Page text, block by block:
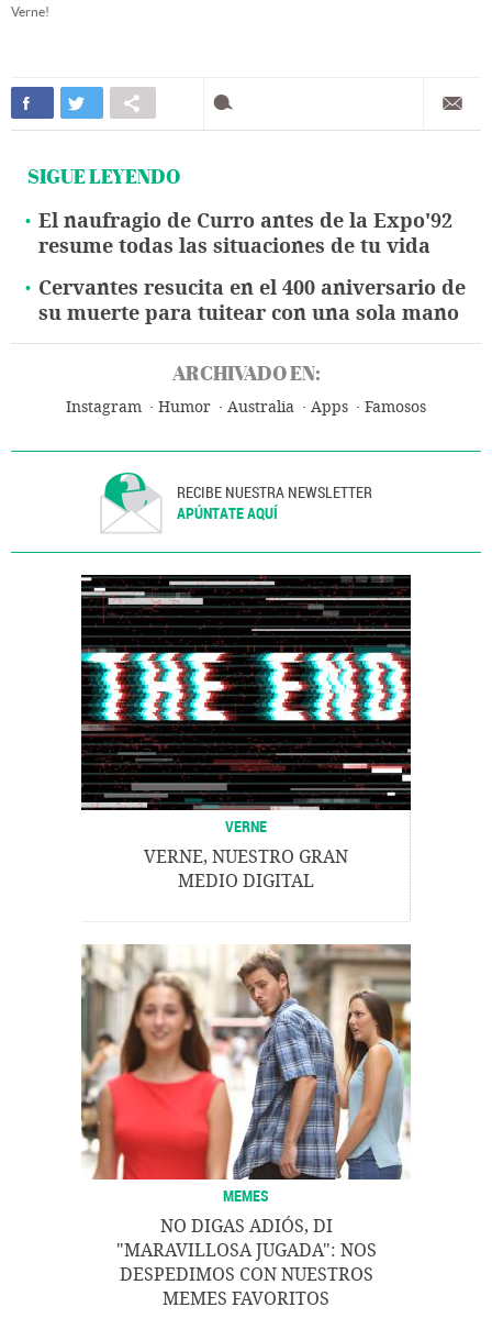
Verne!
SIGUE LEYENDO
El naufragio de Curro antes de la Expo'92
resume todas las situaciones de tu vida
Cervantes resucita en el 400 aniversario de
su muerte para tuitear con una sola mano
ARCHIVADO EN:
Instagram Humor Australia Apps Famosos
RECIBE NUESTRA NEWSLETTER
APÚNTATE AQUÍ
VERNE
VERNE, NUESTRO GRAN
MEDIO DIGITAL
MEMES
NO DIGAS ADIÓS, DI
"MARAVILLOSA JUGADA": NOS
DESPEDIMOS CON NUESTROS
MEMES FAVORITOS